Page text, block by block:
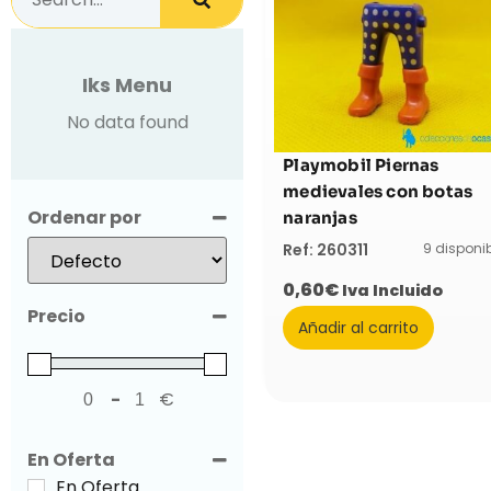
Iks Menu
No data found
Ordenar por
Sort Products
Precio
Minimum Price
- Maximum Price
€
En Oferta
Playmobil Piernas
medievales con botas
naranjas
Ref: 260311 9
0,60€ Iva Incluido
Añadir al carrito